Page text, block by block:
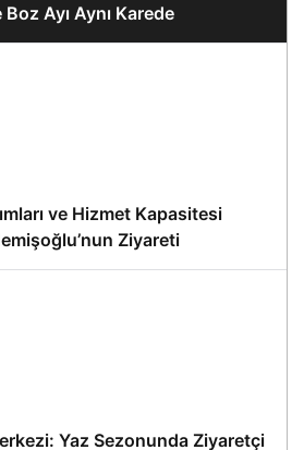
Ayı Aynı Karede
ve Hizmet Kapasitesi
Ziyareti
Yaz Sezonunda Ziyaretçi